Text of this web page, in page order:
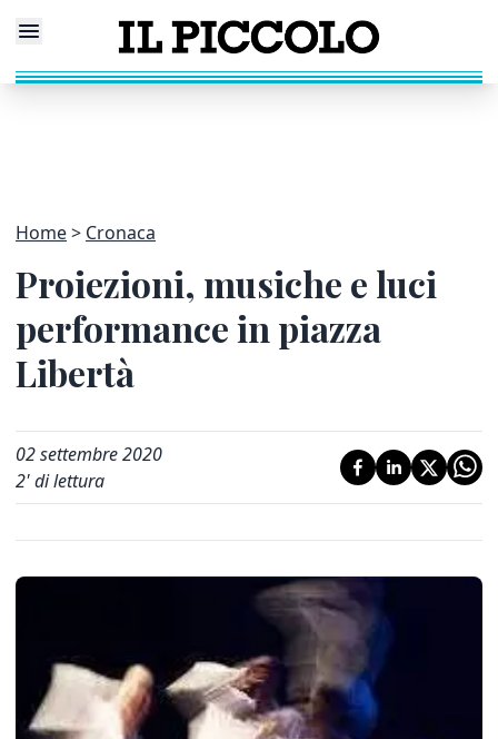
Home Cronaca
Proiezioni, musiche e luci
performance in piazza
Libertà
02 settembre 2020
2' di lettura